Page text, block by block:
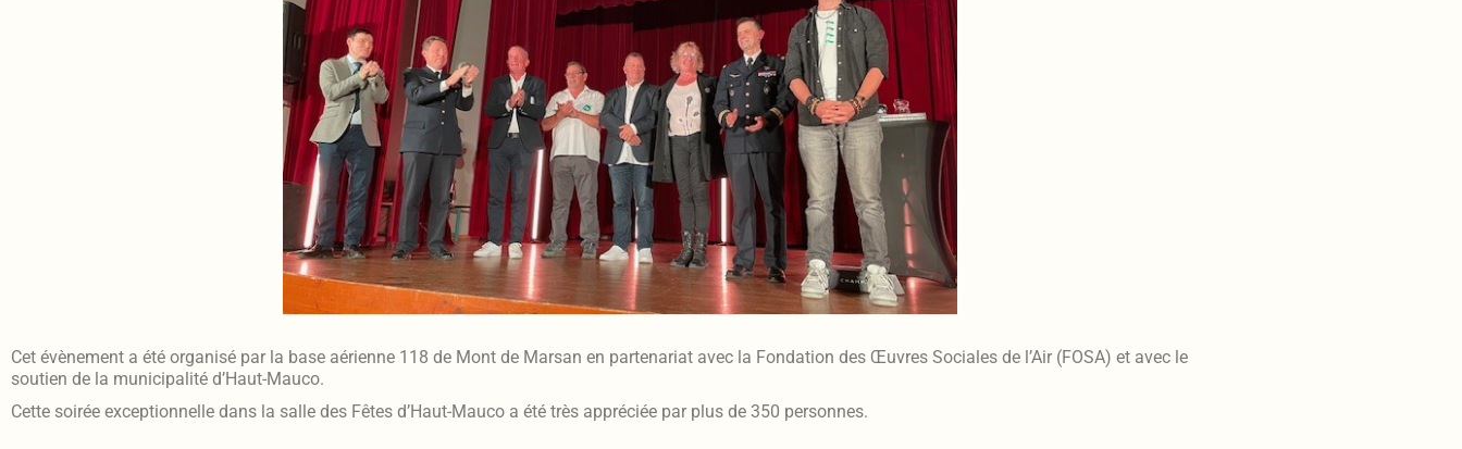
Cet évènement a été organisé par la base aérienne 118 de Mont de Marsan en partenariat avec la Fondation des Œuvres Sociales de l’Air (FOSA) et avec le
soutien de la municipalité d’Haut-Mauco.
Cette soirée exceptionnelle dans la salle des Fêtes d’Haut-Mauco a été très appréciée par plus de 350 personnes.